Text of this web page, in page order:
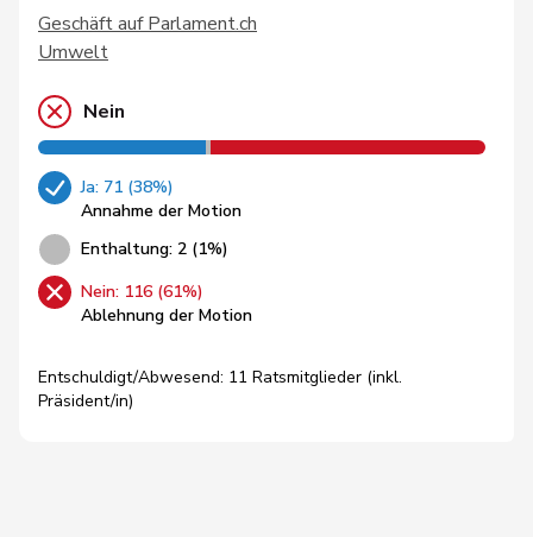
Geschäft auf Parlament.ch
Umwelt
Nein
Ja: 71 (38%)
Annahme der Motion
Enthaltung: 2 (1%)
Nein: 116 (61%)
Ablehnung der Motion
Entschuldigt/Abwesend: 11 Ratsmitglieder (inkl.
Präsident/in)